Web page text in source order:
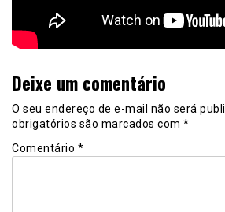
Deixe um comentário
O seu endereço de e-mail não será
obrigatórios são marcados com *
Comentário *